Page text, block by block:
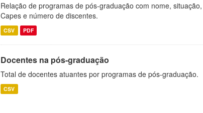
Relação de programas de pós-graduação com nome,
Capes e número de discentes.
CSV PDF
Docentes na pós-graduação
Total de docentes atuantes por programas de pós-graduação.
CSV